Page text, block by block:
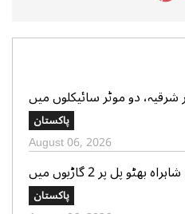
شرقیہ، دو موٹر سائیکلوں میں
پاکستان
August 06, 2026
کراچی، شاہراہ بھٹو پل پر 2 گاڑیوں میں
پاکستان